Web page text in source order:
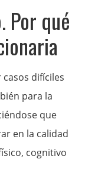
Por qué
difíciles
para la
que
en la calidad
cognitivo